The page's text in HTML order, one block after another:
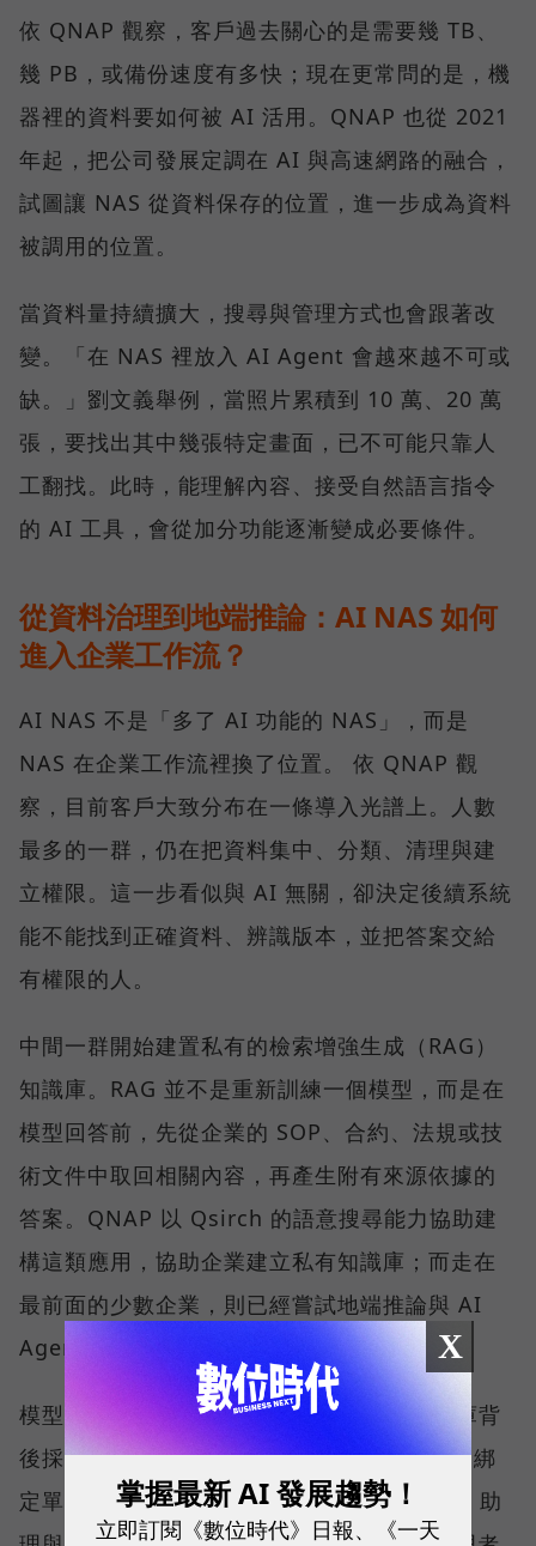
依 QNAP 觀察，客戶過去關心的是需要幾 TB、
幾 PB，或備份速度有多快；現在更常問的是，機
器裡的資料要如何被 AI 活用。QNAP 也從 2021
年起，把公司發展定調在 AI 與高速網路的融合，
試圖讓 NAS 從資料保存的位置，進一步成為資料
被調用的位置。
當資料量持續擴大，搜尋與管理方式也會跟著改
變。「在 NAS 裡放入 AI Agent 會越來越不可或
缺。」劉文義舉例，當照片累積到 10 萬、20 萬
張，要找出其中幾張特定畫面，已不可能只靠人
工翻找。此時，能理解內容、接受自然語言指令
的 AI 工具，會從加分功能逐漸變成必要條件。
從資料治理到地端推論：AI NAS 如何
進入企業工作流？
AI NAS 不是「多了 AI 功能的 NAS」，而是
NAS 在企業工作流裡換了位置。 依 QNAP 觀
察，目前客戶大致分布在一條導入光譜上。人數
最多的一群，仍在把資料集中、分類、清理與建
立權限。這一步看似與 AI 無關，卻決定後續系統
能不能找到正確資料、辨識版本，並把答案交給
有權限的人。
中間一群開始建置私有的檢索增強生成（RAG）
知識庫。RAG 並不是重新訓練一個模型，而是在
模型回答前，先從企業的 SOP、合約、法規或技
術文件中取回相關內容，再產生附有來源依據的
答案。QNAP 以 Qsirch 的語意搜尋能力協助建
構這類應用，協助企業建立私有知識庫；而走在
最前面的少數企業，則已經嘗試地端推論與 AI
Agent。
模型的選擇權，QNAP 刻意留給客戶。知識庫背
後採用哪一個模型，可由企業依需求決定，不綁
定單一 AI 供應商。QNAP 也以 QuAgent AI 助
X
掌握最新 AI 發展趨勢！
立即訂閱《數位時代》日報、《一天